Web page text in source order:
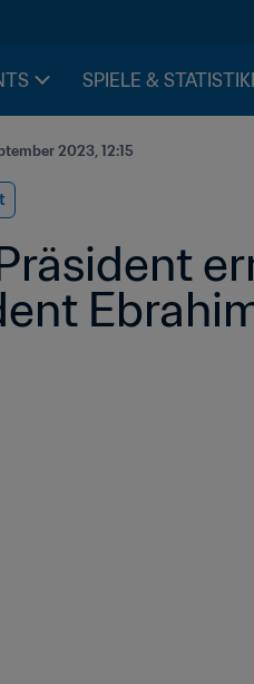
SPIELE &
2023, 12:15